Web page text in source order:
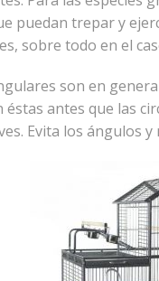
puedan trepar y
sobre todo en el
son en
antes que las
Evita los ángulos